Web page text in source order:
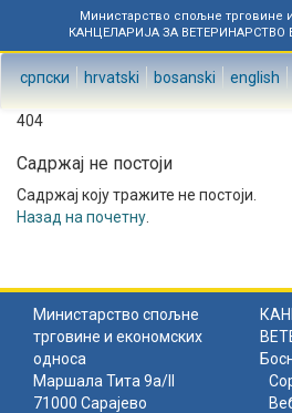
Министарство спољне трговине
КАНЦЕЛАРИЈА ЗА ВЕТЕРИНАРСТВО
српски hrvatski bosanski english
404
Садржај не постоји
Садржај коју тражите не постоји.
Назад на почетну
Министарство спољне
трговине и економских
односа
Маршала Тита 9а/II
71000 Сарајево